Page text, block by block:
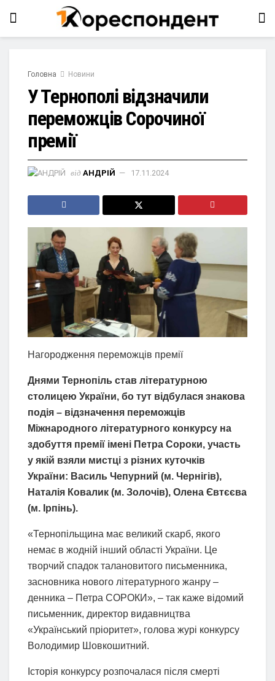
Головна Новини
У Тернополі відзначили
переможців Сорочиної
премії
від АНДРІЙ 17.11.2024
Нагородження переможців премії
Днями Тернопіль став літературною
столицею України, бо тут відбулася знакова
подія – відзначення переможців
Міжнародного літературного конкурсу на
здобуття премії імені Петра Сороки, участь
у якій взяли мистці з різних куточків
України: Василь Чепурний (м. Чернігів),
Наталія Ковалик (м. Золочів), Олена Євтєєва
(м. Ірпінь).
«Тернопільщина має великий скарб, якого
немає в жодній інший області України. Це
творчий спадок талановитого письменника,
засновника нового літературного жанру –
денника – Петра СОРОКИ», – так каже відомий
письменник, директор видавництва
«Український пріоритет», голова журі конкурсу
Володимир Шовкошитний.
Історія конкурсу розпочалася після смерті